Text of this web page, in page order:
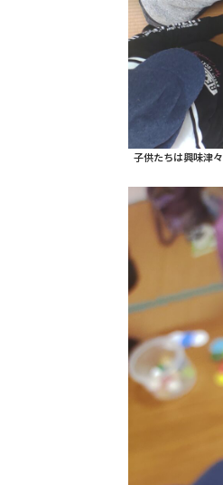
子供たちは興味津々